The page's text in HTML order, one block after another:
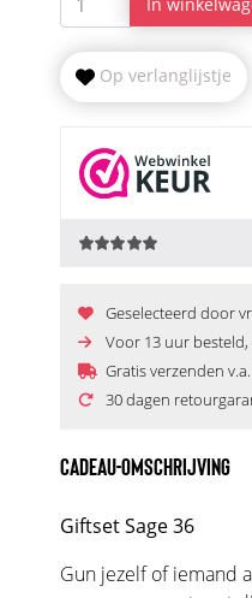
Op verlanglijstje
Geselecteerd door
Voor 13 uur
Gratis verzenden
30 dagen
CADEAU-OMSCHRIJVING
Giftset Sage 36
Gun jezelf of iemand